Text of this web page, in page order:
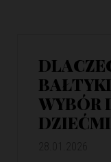
WYBÓR